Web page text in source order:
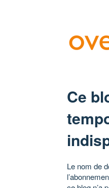
Ce
Le nom de